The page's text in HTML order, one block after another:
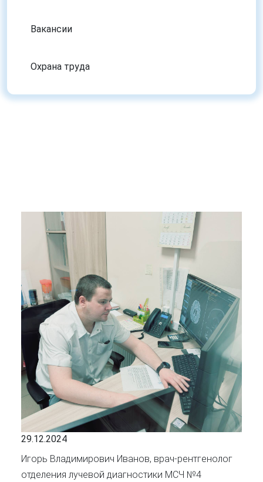
Вакансии
Охрана труда
29.12.2024
Игорь Владимирович Иванов, врач-рентгенолог
отделения лучевой диагностики МСЧ №4